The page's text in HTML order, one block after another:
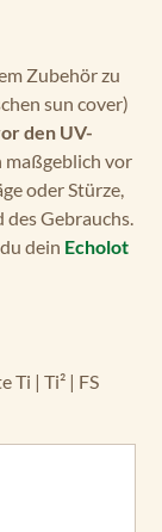
Zubehör zu
sun cover)
den UV-
maßgeblich vor
oder Stürze,
Gebrauchs.
dein Echolot
Ti | Ti² | FS